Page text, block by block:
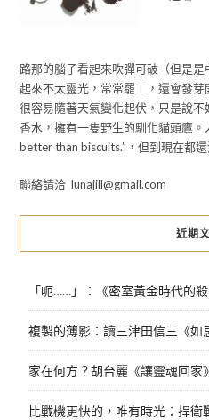
路那的腦子看起來吹彈可破（但是
起來不太靈光，常常罷工，還會發
很容易隨著天氣變化起伏，只是說
香水，擁有一隻野生的馴化貓頭鷹。
better than biscuits.”，但到現在都還
聯絡請洽 lunajill@gmail.com
近期
「呃……」：《密室黃金時代的
複製的薄影：讀三津田信三《如
家在何方？胡台麗《讓靈魂回家》
比戰機更快的，唯有時光：捍衛